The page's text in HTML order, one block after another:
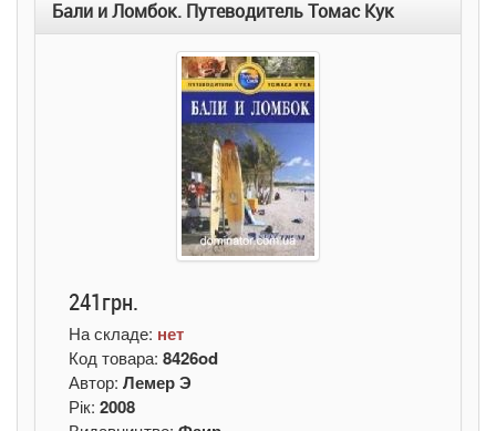
Бали и Ломбок. Путеводитель Томас Кук
241грн.
На складе: нет
Код товара: 8426od
Автор: Лемер Э
Рік: 2008